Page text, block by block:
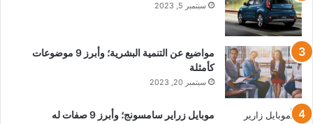
سبتمبر 5, 2023
مواضيع عن التنمية البشرية؛ وأبرز 9 موضوعات
كأمثلة
سبتمبر 20, 2023
موبايل زراير سامسونج؛ وأبرز 9 صفات له